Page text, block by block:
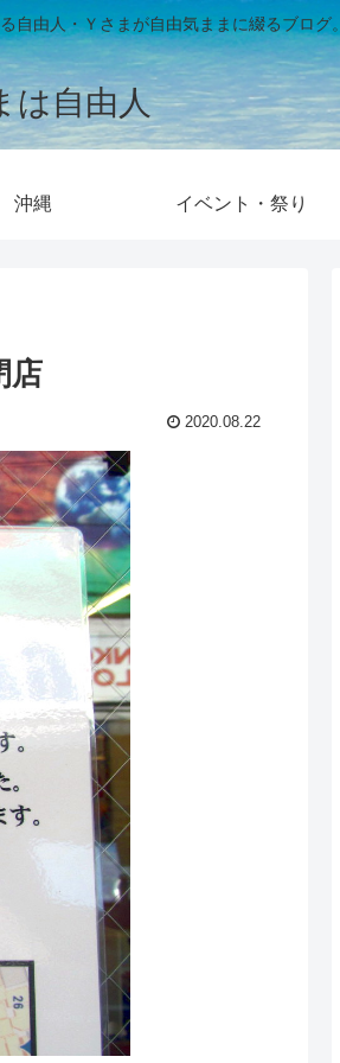
自由人・Ｙさまが自由気ままに綴るブログ。
は自由人
沖縄 イベント・祭り
店
2020.08.22